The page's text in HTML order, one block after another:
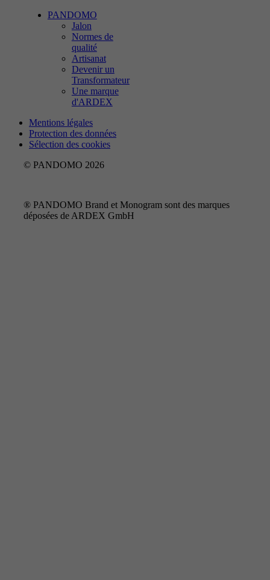
PANDOMO
Jalon
Normes de
qualité
Artisanat
Devenir un
Transformateur
Une marque
d'ARDEX
Mentions légales
Protection des données
Sélection des cookies
© PANDOMO 2026
® PANDOMO Brand et Monogram sont des marques
déposées de ARDEX GmbH